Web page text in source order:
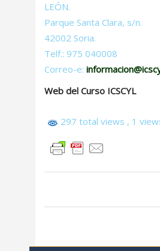
LEÓN.
Parque Santa Clara, s/n.
42002 Soria.
Telf.: 975 040008
Correo-e:
Web del Curso ICSCYL
297 total views , 1